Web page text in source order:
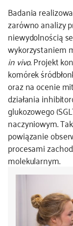
Badania
zarówno analizy
niewydolnością
wykorzystaniem
in vivo. Projekt
komórek
oraz na ocenie
działania
glukozowego
naczyniowym.
powiązanie
procesami
molekularnym.